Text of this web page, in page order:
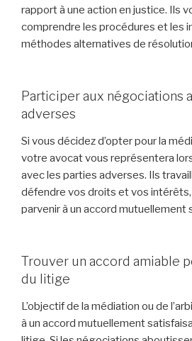
rapport à une action en justice. Ils
comprendre les procédures et les
méthodes alternatives de
Participer aux négociations
adverses
Si vous décidez d’opter pour la
votre avocat vous représentera
avec les parties adverses. Ils
défendre vos droits et vos
parvenir à un accord mutuellement
Trouver un accord amiable
du litige
L’objectif de la médiation ou de
à un accord mutuellement